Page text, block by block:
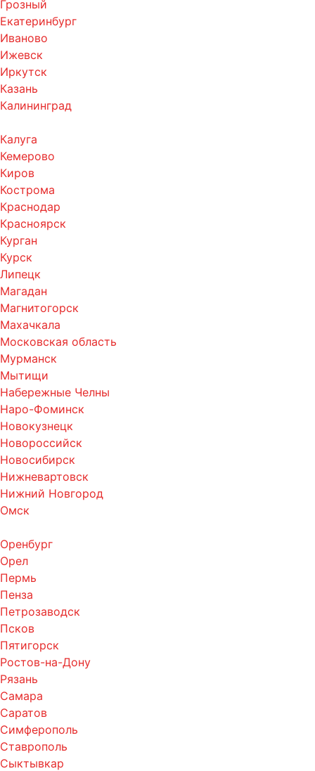
Грозный
Екатеринбург
Иваново
Ижевск
Иркутск
Казань
Калининград
Калуга
Кемерово
Киров
Кострома
Краснодар
Красноярск
Курган
Курск
Липецк
Магадан
Магнитогорск
Махачкала
Московская область
Мурманск
Мытищи
Набережные Челны
Наро-Фоминск
Новокузнецк
Новороссийск
Новосибирск
Нижневартовск
Нижний Новгород
Омск
Оренбург
Орел
Пермь
Пенза
Петрозаводск
Псков
Пятигорск
Ростов-на-Дону
Рязань
Самара
Саратов
Симферополь
Ставрополь
Сыктывкар